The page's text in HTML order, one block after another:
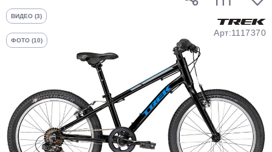
ВИДЕО (3)
ФОТО (10)
Арт:1117370
График платежей
Добавляйте товары
в корзину